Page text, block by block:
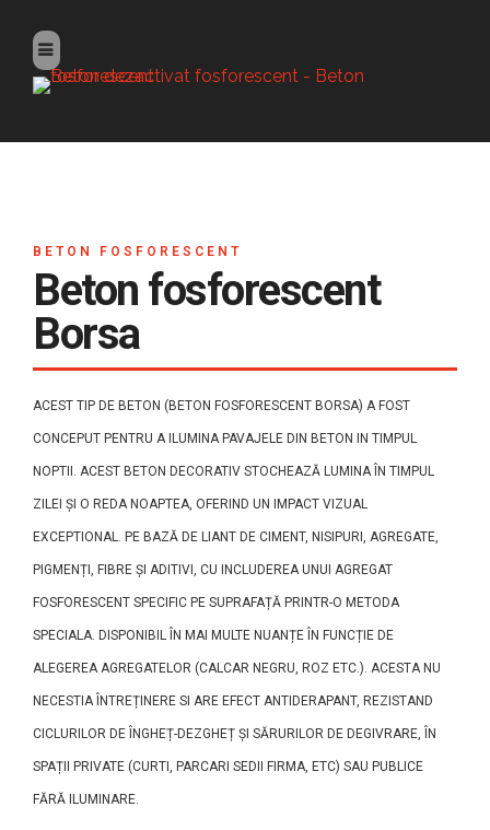
BETON FOSFORESCENT
Beton fosforescent
Borsa
ACEST TIP DE BETON (BETON FOSFORESCENT BORSA) A FOST
CONCEPUT PENTRU A ILUMINA PAVAJELE DIN BETON IN TIMPUL
NOPTII. ACEST BETON DECORATIV STOCHEAZĂ LUMINA ÎN TIMPUL
ZILEI ȘI O REDA NOAPTEA, OFERIND UN IMPACT VIZUAL
EXCEPTIONAL. PE BAZĂ DE LIANT DE CIMENT, NISIPURI, AGREGATE,
PIGMENȚI, FIBRE ȘI ADITIVI, CU INCLUDEREA UNUI AGREGAT
FOSFORESCENT SPECIFIC PE SUPRAFAȚĂ PRINTR-O METODA
SPECIALA. DISPONIBIL ÎN MAI MULTE NUANȚE ÎN FUNCȚIE DE
ALEGEREA AGREGATELOR (CALCAR NEGRU, ROZ ETC.). ACESTA NU
NECESTIA ÎNTREȚINERE SI ARE EFECT ANTIDERAPANT, REZISTAND
CICLURILOR DE ÎNGHEȚ-DEZGHEȚ ȘI SĂRURILOR DE DEGIVRARE, ÎN
SPAȚII PRIVATE (CURTI, PARCARI SEDII FIRMA, ETC) SAU PUBLICE
FĂRĂ ILUMINARE.